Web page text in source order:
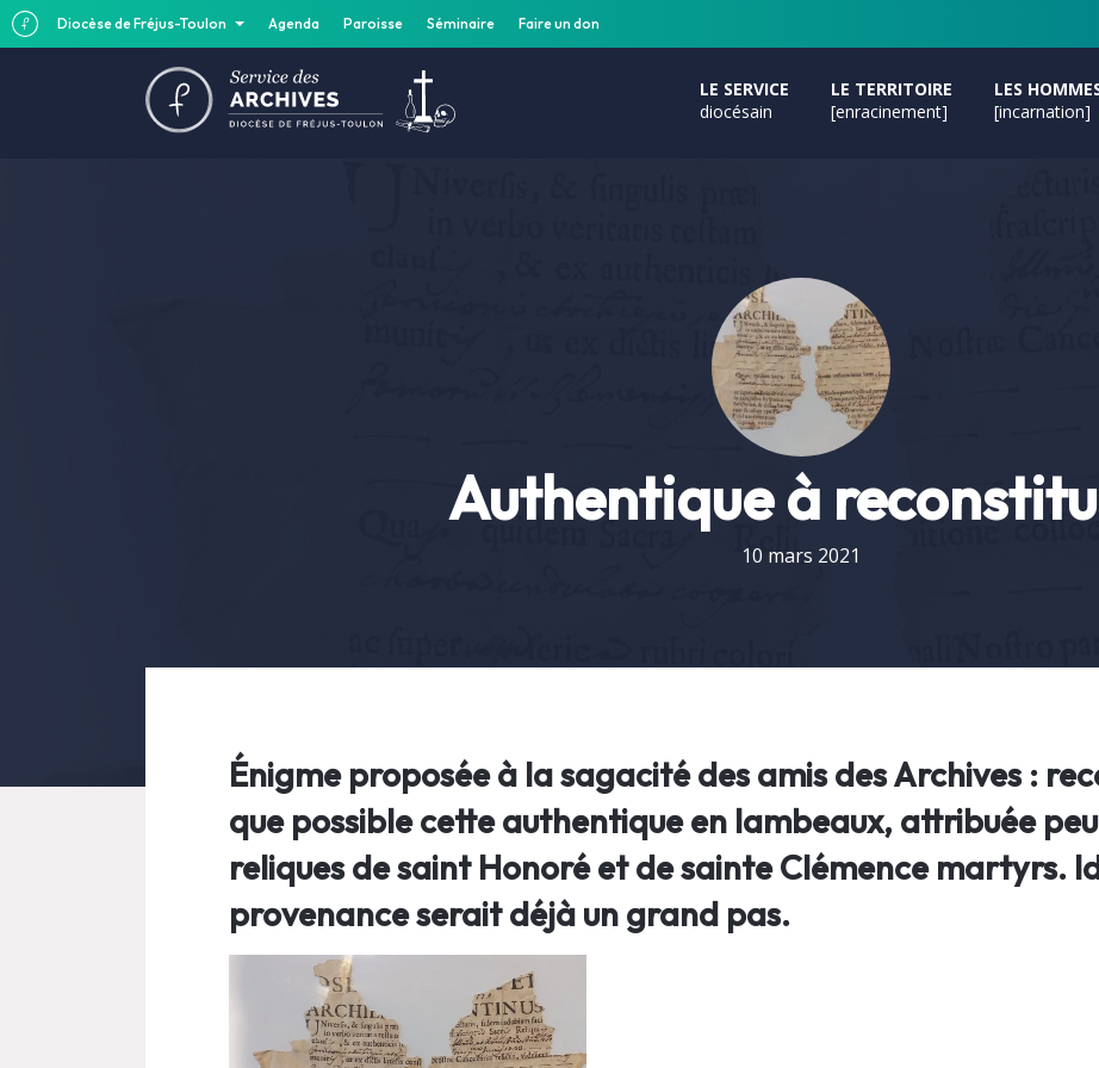
Diocèse de Fréjus-Toulon Agenda Paroisse Séminaire Faire un don
LE SERVICE
diocésain
LE TERRITOIRE
[enracinement]
LES
[incarnation]
Authentique à
10 mars 2021
Énigme proposée à la sagacité des amis des Archives :
que possible cette authentique en lambeaux, attribuée
reliques de saint Honoré et de sainte Clémence martyrs.
provenance serait déjà un grand pas.